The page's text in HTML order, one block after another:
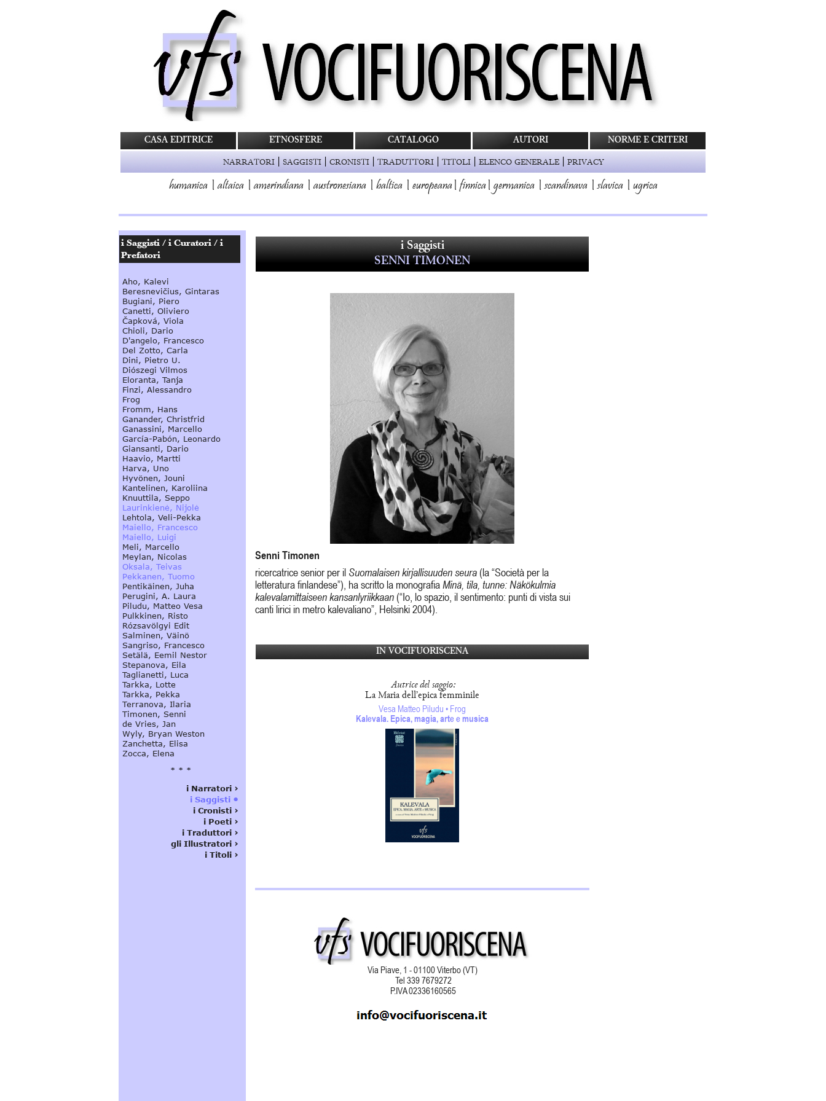
CASA EDITRICE ETNOSFERE CATALOGO AUTORI NORME E CRITERI
NARRATORI | SAGGISTI | CRONISTI | TRADUTTORI | TITOLI | ELENCO GENERALE | PRIVACY
humanica|altaica|amerindiana|austronesiana| baltica| europeana|finnica| germanica|scandinava|slavica| ugrica
i Saggisti
SENNI TIMONEN
Senni Timonen
ricercatrice senior per il Suomalaisen kirjallisuuden seura (la “Società per la
letteratura ﬁnlandese”), ha scritto la monograﬁa Minä, tila, tunne: Näkökulmia
kalevalamittaiseen kansan­lyriikkaan (“Io, lo spazio, il sentimento: punti di vista sui
canti lirici in metro kalevaliano”, Helsinki 2004).
IN VOCIFUORISCENA
Autrice del saggio:
La Maria dell’epica femminile
Vesa Matteo Piludu • Frog
Kalevala. Epica, magia, arte e musica
Via Piave, 1 - 01100 Viterbo (VT)
Tel 339 7679272
P.IVA 02336160565